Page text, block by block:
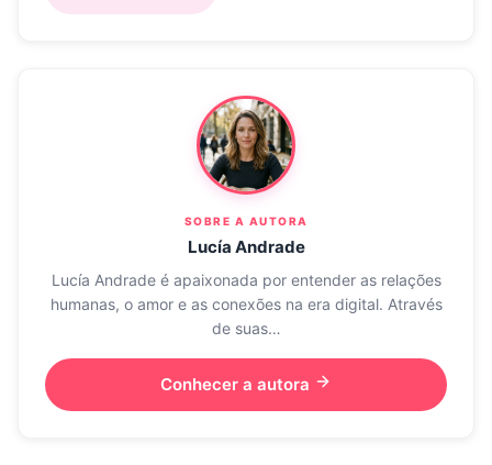
SOBRE A AUTORA
Lucía Andrade
Lucía Andrade é apaixonada por entender as relações
humanas, o amor e as conexões na era digital. Através
de suas…
Conhecer a autora